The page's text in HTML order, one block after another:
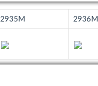
2935M 2936M